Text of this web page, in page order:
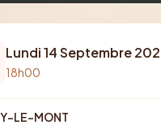
Lundi 14 Septembre
18h00
LE-MONT